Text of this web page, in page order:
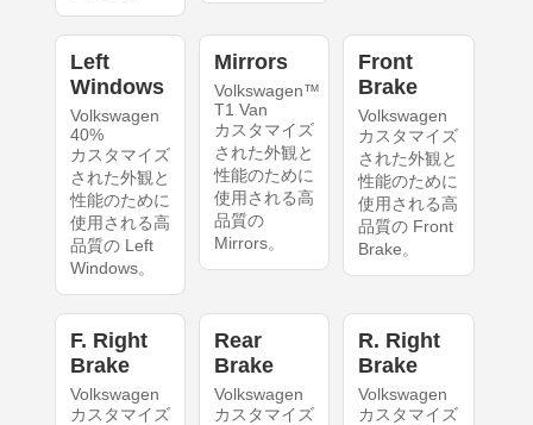
Left
Windows
Volkswagen
40%
カスタマイズ
された外観と
性能のために
使用される高
品質の Left
Windows。
Mirrors
Volkswagen™
T1 Van
カスタマイズ
された外観と
性能のために
使用される高
品質の
Mirrors。
Front
Brake
Volkswagen
カスタマイズ
された外観と
性能のために
使用される高
品質の Front
Brake。
F. Right
Brake
Volkswagen
カスタマイズ
Rear
Brake
Volkswagen
カスタマイズ
R. Right
Brake
Volkswagen
カスタマイズ